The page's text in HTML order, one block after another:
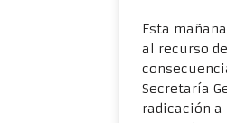
Esta
al recurso
Secretaría
radicación